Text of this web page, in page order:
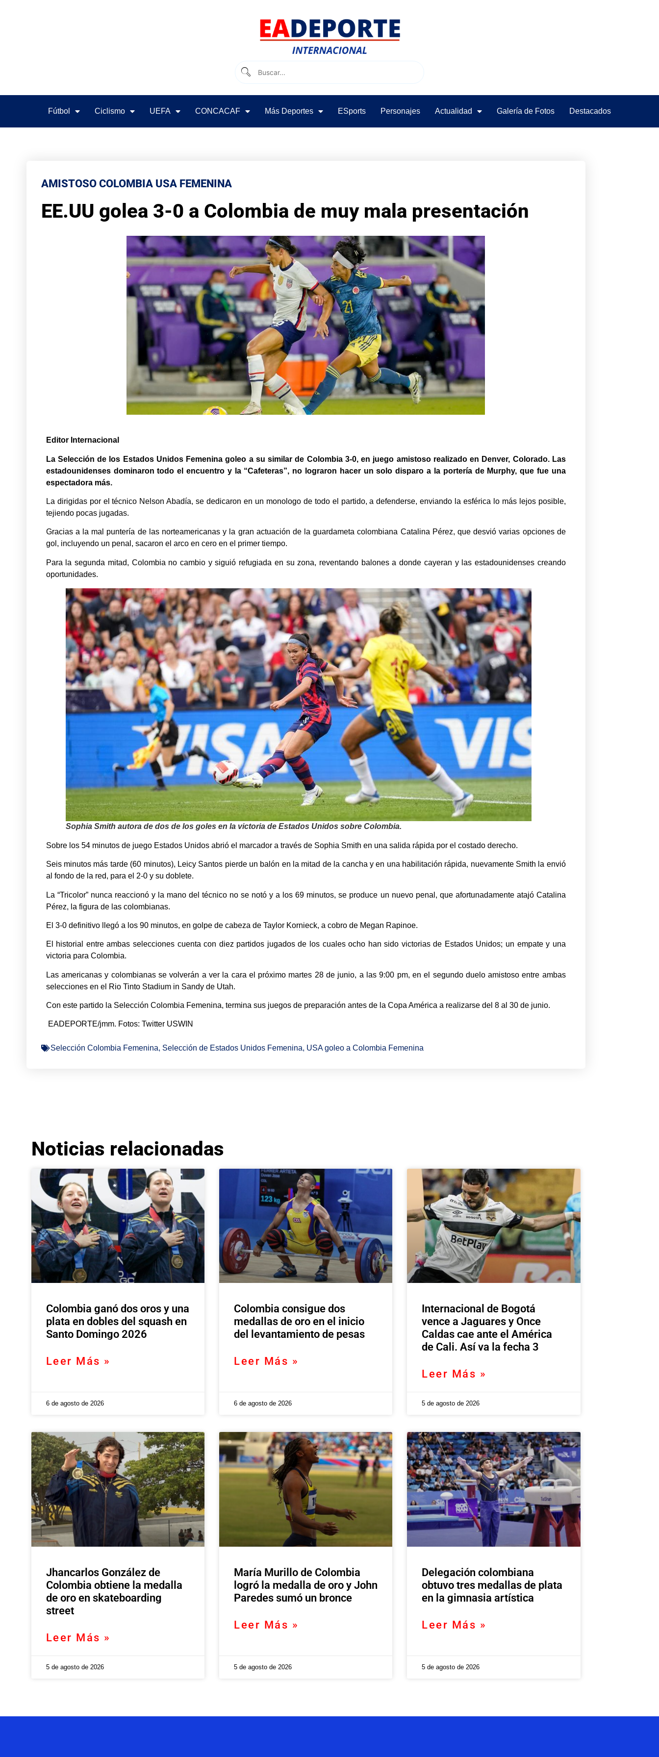
Fútbol Ciclismo UEFA CONCACAF Más Deportes ESports Personajes Actualidad Galería de Fotos Destacados
AMISTOSO COLOMBIA USA FEMENINA
EE.UU golea 3-0 a Colombia de muy mala presentación
Editor Internacional
La Selección de los Estados Unidos Femenina goleo a su similar de Colombia 3-0, en juego amistoso realizado en Denver, Colorado. Las
estadounidenses dominaron todo el encuentro y la “Cafeteras”, no lograron hacer un solo disparo a la portería de Murphy, que fue una
espectadora más.
La dirigidas por el técnico Nelson Abadía, se dedicaron en un monologo de todo el partido, a defenderse, enviando la esférica lo más lejos posible,
tejiendo pocas jugadas.
Gracias a la mal puntería de las norteamericanas y la gran actuación de la guardameta colombiana Catalina Pérez, que desvió varias opciones de
gol, incluyendo un penal, sacaron el arco en cero en el primer tiempo.
Para la segunda mitad, Colombia no cambio y siguió refugiada en su zona, reventando balones a donde cayeran y las estadounidenses creando
oportunidades.
Sophia Smith autora de dos de los goles en la victoria de Estados Unidos sobre Colombia.
Sobre los 54 minutos de juego Estados Unidos abrió el marcador a través de Sophia Smith en una salida rápida por el costado derecho.
Seis minutos más tarde (60 minutos), Leicy Santos pierde un balón en la mitad de la cancha y en una habilitación rápida, nuevamente Smith la envió
al fondo de la red, para el 2-0 y su doblete.
La “Tricolor” nunca reaccionó y la mano del técnico no se notó y a los 69 minutos, se produce un nuevo penal, que afortunadamente atajó Catalina
Pérez, la figura de las colombianas.
El 3-0 definitivo llegó a los 90 minutos, en golpe de cabeza de Taylor Kornieck, a cobro de Megan Rapinoe.
El historial entre ambas selecciones cuenta con diez partidos jugados de los cuales ocho han sido victorias de Estados Unidos; un empate y una
victoria para Colombia.
Las americanas y colombianas se volverán a ver la cara el próximo martes 28 de junio, a las 9:00 pm, en el segundo duelo amistoso entre ambas
selecciones en el Rio Tinto Stadium in Sandy de Utah.
Con este partido la Selección Colombia Femenina, termina sus juegos de preparación antes de la Copa América a realizarse del 8 al 30 de junio.
EADEPORTE/jmm. Fotos: Twitter USWIN
Selección Colombia Femenina, Selección de Estados Unidos Femenina, USA goleo a Colombia Femenina
Noticias relacionadas
Colombia ganó dos oros y una
plata en dobles del squash en
Santo Domingo 2026
Leer Más »
6 de agosto de 2026
Colombia consigue dos
medallas de oro en el inicio
del levantamiento de pesas
Leer Más »
6 de agosto de 2026
Internacional de Bogotá
vence a Jaguares y Once
Caldas cae ante el América
de Cali. Así va la fecha 3
Leer Más »
5 de agosto de 2026
Jhancarlos González de
Colombia obtiene la medalla
de oro en skateboarding
street
Leer Más »
5 de agosto de 2026
María Murillo de Colombia
logró la medalla de oro y John
Paredes sumó un bronce
Leer Más »
5 de agosto de 2026
Delegación colombiana
obtuvo tres medallas de plata
en la gimnasia artística
Leer Más »
5 de agosto de 2026